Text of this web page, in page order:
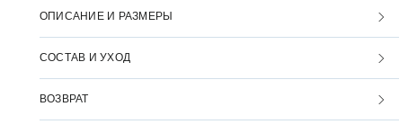
ОПИСАНИЕ И РАЗМЕРЫ
СОСТАВ И УХОД
ВОЗВРАТ